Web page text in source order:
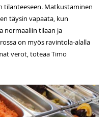
tilanteeseen. Matkustaminen
täysin vapaata, kun
normaaliin tilaan ja
on myös ravintola-alalla
verot, toteaa Timo